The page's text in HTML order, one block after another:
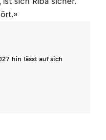
hin lässt auf sich